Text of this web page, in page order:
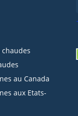
au Canada
aux Etats-